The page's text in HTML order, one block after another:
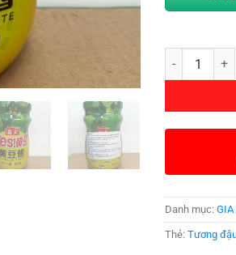
Số lượng
Danh mục:GIA
Thẻ:Tương